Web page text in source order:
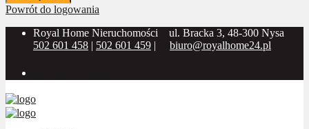
Powrót do logowania
Royal Home Nieruchomości
ul. Bracka 3, 48-300 Nysa
502 601 458 | 502 601 459 | biuro@royalhome24.pl